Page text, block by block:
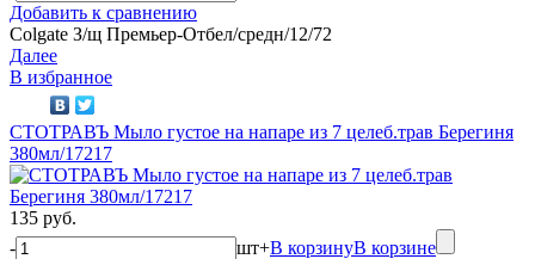
Добавить к сравнению
Colgate З/щ Премьер-Отбел/средн/12/72
Далее
В избранное
СТОТРАВЪ Мыло густое на напаре из 7 целеб.трав Берегиня
380мл/17217
135 руб.
-
шт+В корзинуВ корзине